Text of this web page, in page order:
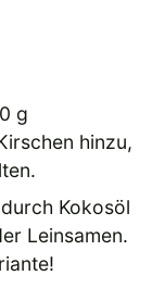
g
hinzu,
Kokosöl
Leinsamen.